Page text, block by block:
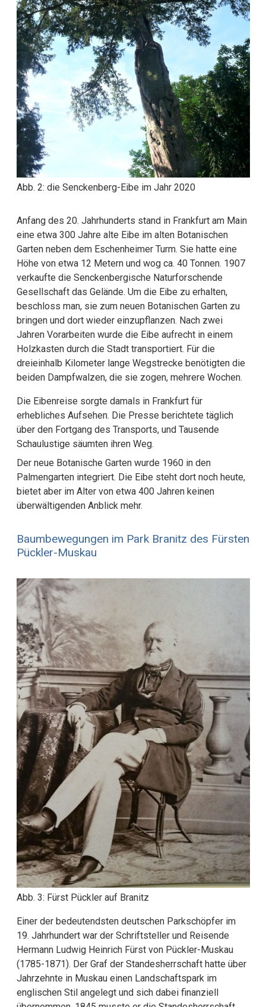
Abb. 2: die Senckenberg-Eibe im Jahr 2020
Anfang des 20. Jahrhunderts stand in Frankfurt am Main
eine etwa 300 Jahre alte Eibe im alten Botanischen
Garten neben dem Eschenheimer Turm. Sie hatte eine
Höhe von etwa 12 Metern und wog ca. 40 Tonnen. 1907
verkaufte die Senckenbergische Naturforschende
Gesellschaft das Gelände. Um die Eibe zu erhalten,
beschloss man, sie zum neuen Botanischen Garten zu
bringen und dort wieder einzupflanzen. Nach zwei
Jahren Vorarbeiten wurde die Eibe aufrecht in einem
Holzkasten durch die Stadt transportiert. Für die
dreieinhalb Kilometer lange Wegstrecke benötigten die
beiden Dampfwalzen, die sie zogen, mehrere Wochen.
Die Eibenreise sorgte damals in Frankfurt für
erhebliches Aufsehen. Die Presse berichtete täglich
über den Fortgang des Transports, und Tausende
Schaulustige säumten ihren Weg.
Der neue Botanische Garten wurde 1960 in den
Palmengarten integriert. Die Eibe steht dort noch heute,
bietet aber im Alter von etwa 400 Jahren keinen
überwältigenden Anblick mehr.
Baumbewegungen im Park Branitz des Fürsten
Pückler-Muskau
Abb. 3: Fürst Pückler auf Branitz
Einer der bedeutendsten deutschen Parkschöpfer im
19. Jahrhundert war der Schriftsteller und Reisende
Hermann Ludwig Heinrich Fürst von Pückler-Muskau
(1785-1871). Der Graf der Standesherrschaft hatte über
Jahrzehnte in Muskau einen Landschaftspark im
englischen Stil angelegt und sich dabei finanziell